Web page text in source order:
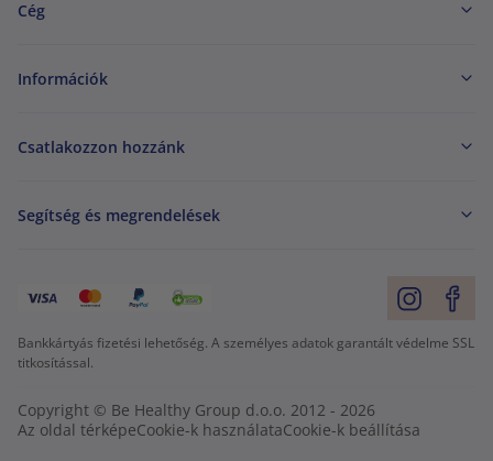
Cég
Információk
Csatlakozzon hozzánk
Segítség és megrendelések
Bankkártyás fizetési lehetőség. A személyes adatok garantált védelme SSL
titkosítással.
Copyright © Be Healthy Group d.o.o. 2012 - 2026
Az oldal térképeCookie-k használataCookie-k beállítása